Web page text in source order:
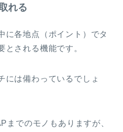
れる
に各地点（ポイント）でタ
とされる機能です。
には備わっているでしょ
までのモノもありますが、